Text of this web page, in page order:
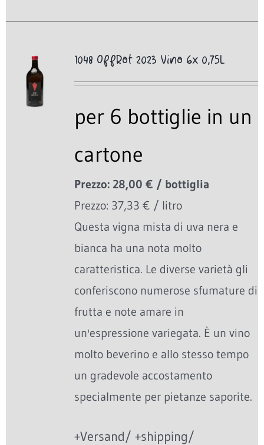
1048 OffRot 2023 Vino 6x 0,75L
per 6 bottiglie in un
cartone
Prezzo: 28,00 € / bottiglia
Prezzo: 37,33 € / litro
Questa vigna mista di uva nera e
bianca ha una nota molto
caratteristica. Le diverse varietà gli
conferiscono numerose sfumature di
frutta e note amare in
un'espressione variegata. È un vino
molto beverino e allo stesso tempo
un gradevole accostamento
specialmente per pietanze saporite.
+Versand/ +shipping/